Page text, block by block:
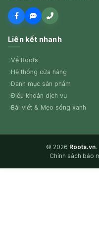
Liên kết nhanh
Về Roots
Hệ thống cửa hàng
Danh mục sản phẩm
Điều khoản dịch vụ
Bài viết & Mẹo sống xanh
© 2026 Roots.vn.
Chính sách bảo